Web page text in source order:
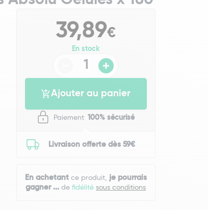
39,89€
En stock
Ajouter au panier
Paiement 100% sécurisé
Livraison offerte dès 59€
En achetantce produit, je pourrais
gagner ... defidélitésous conditions